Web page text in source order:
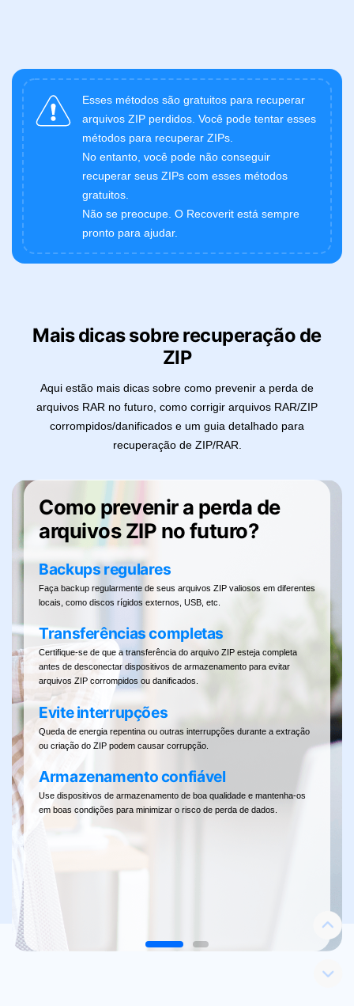
Esses métodos são gratuitos para recuperar
arquivos ZIP perdidos. Você pode tentar esses
métodos para recuperar ZIPs.
No entanto, você pode não conseguir
recuperar seus ZIPs com esses métodos
gratuitos.
Não se preocupe. O Recoverit está sempre
pronto para ajudar.
Mais dicas sobre recuperação de
ZIP
Aqui estão mais dicas sobre como prevenir a perda de
arquivos RAR no futuro, como corrigir arquivos RAR/ZIP
corrompidos/danificados e um guia detalhado para
recuperação de ZIP/RAR.
ZIP
file-
lidando
Como prevenir a perda de
arquivos ZIP no futuro?
Backups regulares
Faça backup regularmente de seus arquivos ZIP valiosos em diferentes
locais, como discos rígidos externos, USB, etc.
Transferências completas
Certifique-se de que a transferência do arquivo ZIP esteja completa
antes de desconectar dispositivos de armazenamento para evitar
arquivos ZIP corrompidos ou danificados.
Evite interrupções
Queda de energia repentina ou outras interrupções durante a extração
ou criação do ZIP podem causar corrupção.
Armazenamento confiável
Use dispositivos de armazenamento de boa qualidade e mantenha-os
em boas condições para minimizar o risco de perda de dados.